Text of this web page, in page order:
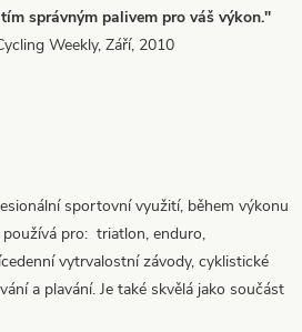
správným palivem pro váš výkon."
Weekly, Září, 2010
sportovní využití, během výkonu
používá pro: triatlon, enduro,
vytrvalostní závody, cyklistické
a plavání. Je také skvělá jako součást